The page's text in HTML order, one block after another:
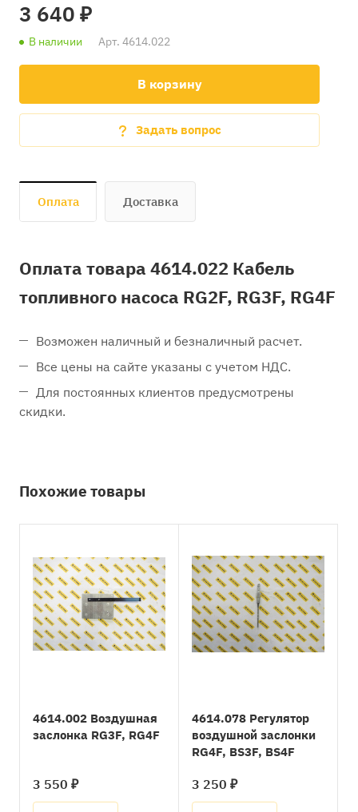
3 640 ₽
В наличии Арт. 4614.022
В корзину
Задать вопрос
Оплата Доставка
Оплата товара 4614.022 Кабель
топливного насоса RG2F, RG3F, RG4F
Возможен наличный и безналичный расчет.
Все цены на сайте указаны с учетом НДС.
Для постоянных клиентов предусмотрены
скидки.
Похожие товары
4614.002 Воздушная
заслонка RG3F, RG4F
3 550 ₽
4614.078 Регулятор
воздушной заслонки
RG4F, BS3F, BS4F
3 250 ₽